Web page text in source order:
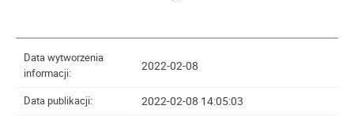
Data wytworzenia
informacji:
2022-02-08
Data publikacji: 2022-02-08 14:05:03